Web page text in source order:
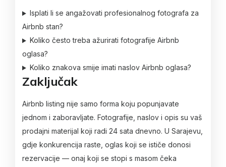
Isplati li se angažovati profesionalnog fotografa za
Airbnb stan?
Koliko često treba ažurirati fotografije Airbnb
oglasa?
Koliko znakova smije imati naslov Airbnb oglasa?
Zaključak
Airbnb listing nije samo forma koju popunjavate
jednom i zaboravljate. Fotografije, naslov i opis su vaš
prodajni materijal koji radi 24 sata dnevno. U Sarajevu,
gdje konkurencija raste, oglas koji se ističe donosi
rezervacije — onaj koji se stopi s masom čeka